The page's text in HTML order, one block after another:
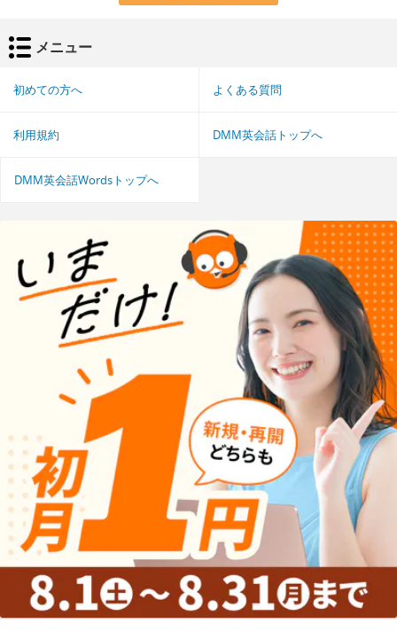
メニュー
初めての方へ よくある質問
利用規約 DMM英会話トップへ
DMM英会話Wordsトップへ